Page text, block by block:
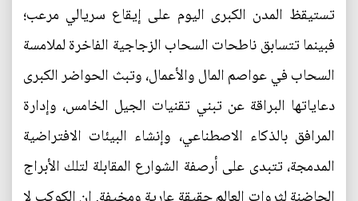
تستيقظ المدن الكبرى اليوم على إيقاع سريالي مرعب؛
فبينما تتسابق ناطحات السحاب الزجاجية الفاخرة لملامسة
السحاب في عواصم المال والأعمال، وتبث الحواضر الكبرى
دعاياتها البراقة عن تبني تقنيات الجيل الخامس، وإدارة
المرافق بالذكاء الاصطناعي، وإنشاء البيئات الافتراضية
المدمجة، تتبدى على أرصفة الشوارع المقابلة لتلك الأبراج